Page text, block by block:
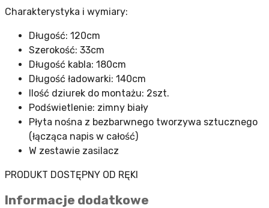
Charakterystyka i wymiary:
Długość: 120cm
Szerokość: 33cm
Długość kabla: 180cm
Długość ładowarki: 140cm
Ilość dziurek do montażu: 2szt.
Podświetlenie: zimny biały
Płyta nośna z bezbarwnego tworzywa sztucznego
(łącząca napis w całość)
W zestawie zasilacz
PRODUKT DOSTĘPNY OD RĘKI
Informacje dodatkowe